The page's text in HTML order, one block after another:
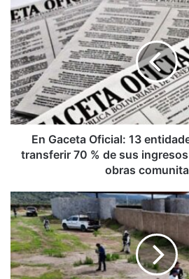
En
Gaceta
Oficial:
13
entidades
públicas
deben
transferir
70
propios
a
fondo
de
obras
comunitarias
En Gaceta Oficial: 13
transferir 70 % de sus
obras
Hallan
doce
bolsas
con
restos
humanos